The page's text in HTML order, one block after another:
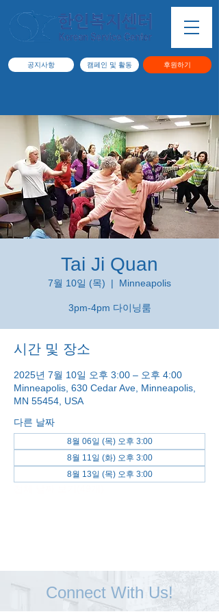
공지사항 캠페인 및 활동 후원하기
Tai Ji Quan
7월 10일 (목)
  |
Minneapolis
3pm-4pm 다이닝룸
시간 및 장소
2025년 7월 10일 오후 3:00 – 오후 4:00
Minneapolis, 630 Cedar Ave, Minneapolis,
MN 55454, USA
다른 날짜
8월 06일 (목) 오후 3:00
8월 11일 (화) 오후 3:00
8월 13일 (목) 오후 3:00
Connect With Us!